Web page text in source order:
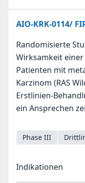
AIO-KRK-0114/
Randomisierte
Wirksamkeit
Patienten mit
Karzinom (RAS
Erstlinien-
ein Ansprechen
Phase III
Indikationen